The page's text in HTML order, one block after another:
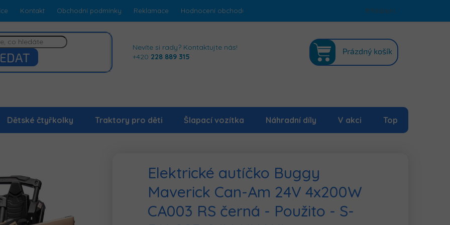
Kontakt Obchodní podmínky Reklamace Hodnocení obchodu Podmínky ochrany osobních údajů Mapa serveru
Přihlášení
Nevíte si rady? Kontaktujte nás!
+420 228 889 315
KOŠÍK
Prázdný košík
Dětské čtyřkolky Traktory pro děti Šlapací vozítka Náhradní díly V akci Top
Elektrické autíčko Buggy
Maverick Can-Am 24V 4x200W
CA003 RS černá - Použito - S-